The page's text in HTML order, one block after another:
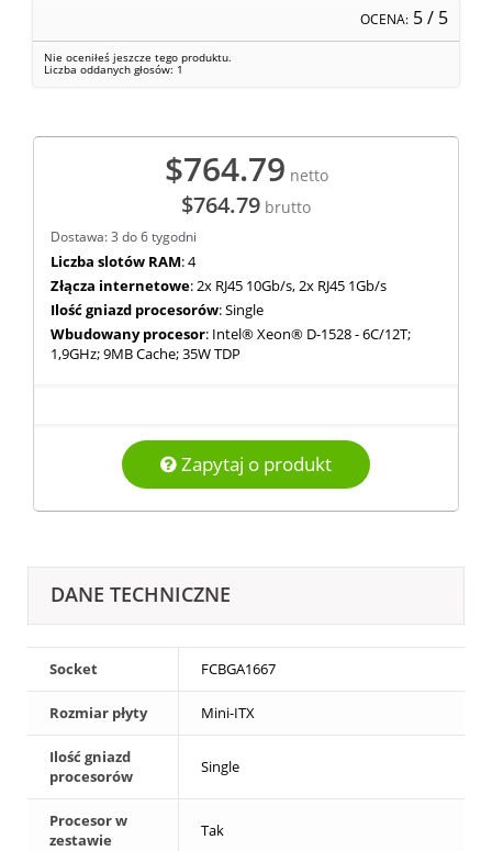
OCENA: 5/ 5
Nie oceniłeś jeszcze tego produktu.
Liczba oddanych głosów: 1
$764.79 netto
$764.79 brutto
Dostawa: 3 do 6 tygodni
Liczba slotów RAM: 4
Złącza internetowe: 2x RJ45 10Gb/s, 2x RJ45 1Gb/s
Ilość gniazd procesorów: Single
Wbudowany procesor: Intel® Xeon® D-1528 - 6C/12T;
1,9GHz; 9MB Cache; 35W TDP
Zapytaj o produkt
DANE TECHNICZNE
Socket FCBGA1667
Rozmiar płyty Mini-ITX
Ilość gniazd
procesorów
Single
Procesor w
zestawie
Tak